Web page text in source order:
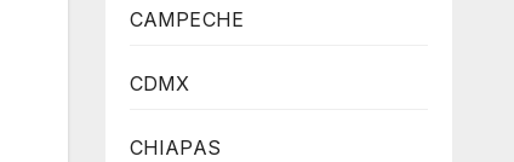
CAMPECHE
CDMX
CHIAPAS